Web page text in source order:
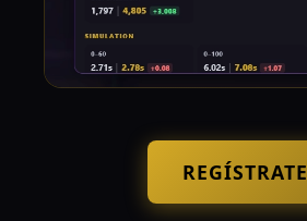
REGÍSTRATE